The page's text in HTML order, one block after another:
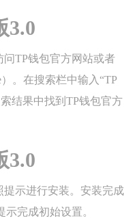
3.0
TP钱包官方网站或者
。在搜索栏中输入“TP
结果中找到TP钱包官方
3.0
示进行安装。安装完成
完成初始设置。